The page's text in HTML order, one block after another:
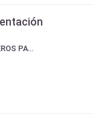
ESCUELA SUPERIOR DE COCINEROS PATAGÓNICOS